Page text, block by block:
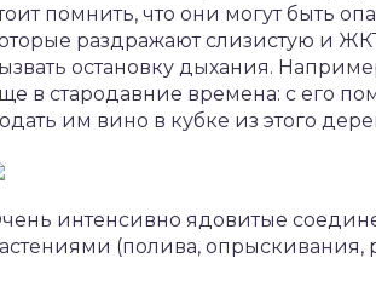
помнить, что они могут быть
раздражают слизистую и
остановку дыхания.
в стародавние времена: с его
им вино в кубке из этого
интенсивно ядовитые
(полива, опрыскивания,